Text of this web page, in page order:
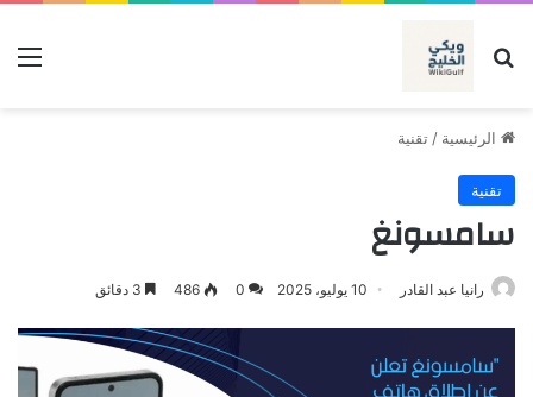
بحث عن
الرئيسية / تقنية
تقنية
سامسونغ
رانيا عبد القادر 10 يوليو، 2025 0
486